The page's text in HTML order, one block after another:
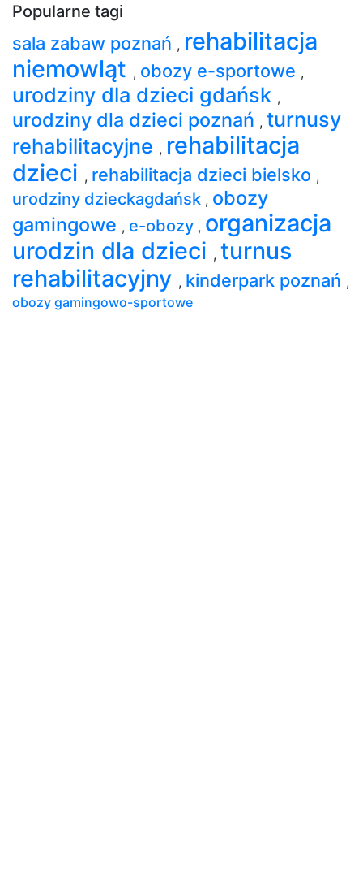
Popularne tagi
sala zabaw poznań , rehabilitacja
niemowląt , obozy e-sportowe ,
urodziny dla dzieci gdańsk ,
urodziny dla dzieci poznań , turnusy
rehabilitacyjne , rehabilitacja
dzieci , rehabilitacja dzieci bielsko ,
urodziny dzieckagdańsk , obozy
gamingowe , e-obozy , organizacja
urodzin dla dzieci , turnus
rehabilitacyjny , kinderpark poznań ,
obozy gamingowo-sportowe